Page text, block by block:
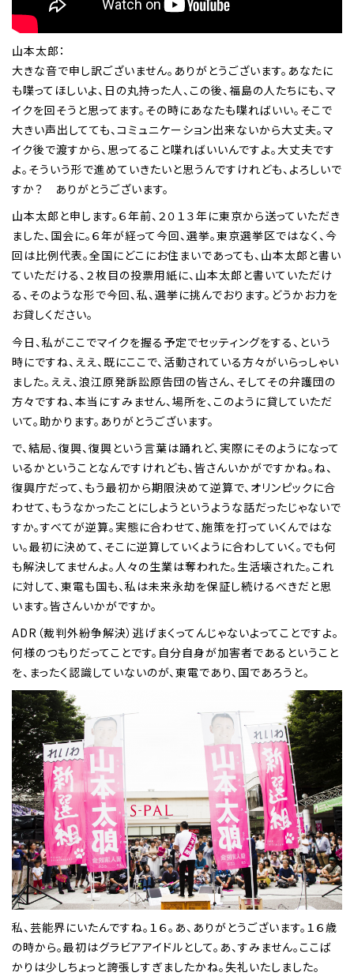
山本太郎：
大きな音で申し訳ございません。ありがとうございます。あなたに
も喋ってほしいよ、日の丸持った人、この後、福島の人たちにも、マ
イクを回そうと思ってます。その時にあなたも喋ればいい。そこで
大きい声出してても、コミュニケーション出来ないから大丈夫。マ
イク後で渡すから、思ってること喋ればいいんですよ。大丈夫です
よ。そういう形で進めていきたいと思うんですけれども、よろしいで
すか？ ありがとうございます。
山本太郎と申します。６年前、２０１３年に東京から送っていただき
ました、国会に。６年が経って今回、選挙。東京選挙区ではなく、今
回は比例代表。全国にどこにお住まいであっても、山本太郎と書い
ていただける、２枚目の投票用紙に、山本太郎と書いていただけ
る、そのような形で今回、私、選挙に挑んでおります。どうかお力を
お貸しください。
今日、私がここでマイクを握る予定でセッティングをする、という
時にですね、ええ、既にここで、活動されている方々がいらっしゃい
ました。ええ、浪江原発訴訟原告団の皆さん、そしてその弁護団の
方々ですね、本当にすみません、場所を、このように貸していただ
いて。助かります。ありがとうございます。
で、結局、復興、復興という言葉は踊れど、実際にそのようになって
いるかということなんですけれども、皆さんいかがですかね。ね、
復興庁だって、もう最初から期限決めて逆算で、オリンピックに合
わせて、もうなかったことにしようというような話だったじゃないで
すか。すべてが逆算。実態に合わせて、施策を打っていくんではな
い。最初に決めて、そこに逆算していくように合わしていく。でも何
も解決してませんよ。人々の生業は奪われた。生活壊された。これ
に対して、東電も国も、私は未来永劫を保証し続けるべきだと思
います。皆さんいかがですか。
ADR（裁判外紛争解決）逃げまくってんじゃないよってことですよ。
何様のつもりだってことです。自分自身が加害者であるということ
を、まったく認識していないのが、東電であり、国であろうと。
私、芸能界にいたんですね。１６。あ、ありがとうございます。１６歳
の時から。最初はグラビアアイドルとして。あ、すみません。ここば
かりは少しちょっと誇張しすぎましたかね。失礼いたしました。